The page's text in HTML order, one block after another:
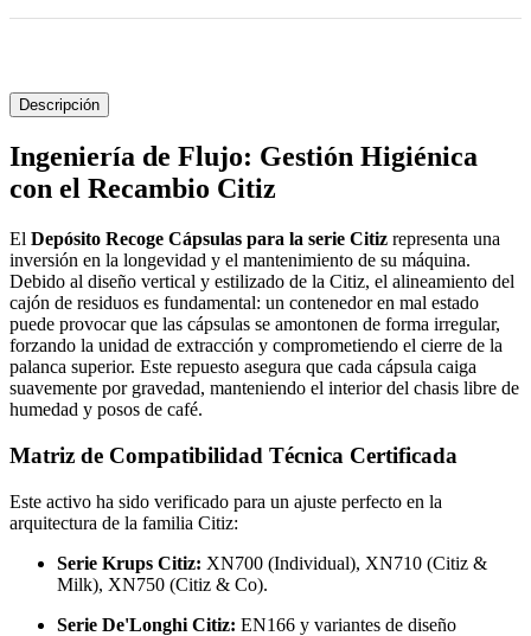
Descripción
Ingeniería de Flujo: Gestión Higiénica
con el Recambio Citiz
El Depósito Recoge Cápsulas para la serie Citiz representa una
inversión en la longevidad y el mantenimiento de su máquina.
Debido al diseño vertical y estilizado de la Citiz, el alineamiento del
cajón de residuos es fundamental: un contenedor en mal estado
puede provocar que las cápsulas se amontonen de forma irregular,
forzando la unidad de extracción y comprometiendo el cierre de la
palanca superior. Este repuesto asegura que cada cápsula caiga
suavemente por gravedad, manteniendo el interior del chasis libre de
humedad y posos de café.
Matriz de Compatibilidad Técnica Certificada
Este activo ha sido verificado para un ajuste perfecto en la
arquitectura de la familia Citiz:
Serie Krups Citiz: XN700 (Individual), XN710 (Citiz &
Milk), XN750 (Citiz & Co).
Serie De'Longhi Citiz: EN166 y variantes de diseño